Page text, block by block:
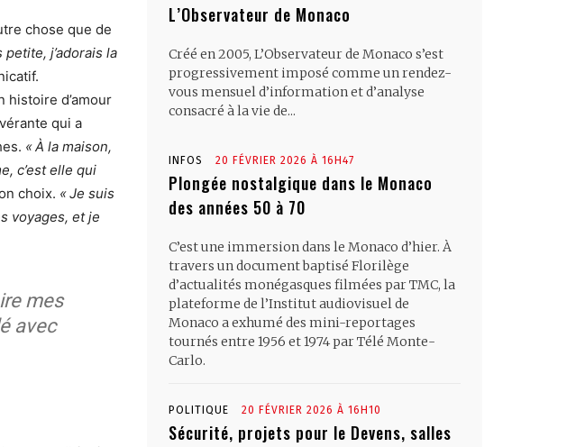
chose que de
petite, j’adorais la
d’amour
qui a
« À la maison,
c’est elle qui
choix. « Je suis
voyages, et je
mes
avec
L’Observateur de Monaco
Créé en 2005, L’Observateur de Monaco s’est
progressivement imposé comme un rendez-
vous mensuel d’information et d’analyse
consacré à la vie de...
INFOS 20 FÉVRIER 2026 À 16H47
Plongée nostalgique dans le Monaco
des années 50 à 70
C’est une immersion dans le Monaco d’hier. À
travers un document baptisé Florilège
d’actualités monégasques filmées par TMC, la
plateforme de l’Institut audiovisuel de
Monaco a exhumé des mini-reportages
tournés entre 1956 et 1974 par Télé Monte-
Carlo.
POLITIQUE 20 FÉVRIER 2026 À 16H10
Sécurité, projets pour le Devens, salles